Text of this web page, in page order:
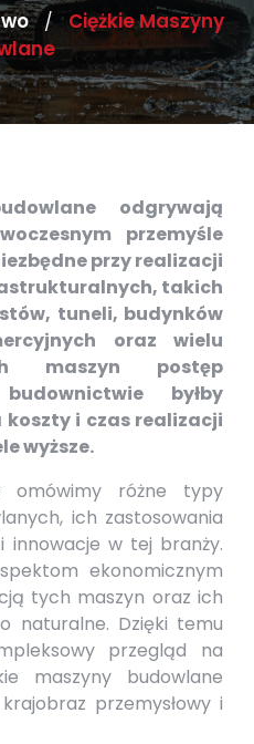
/
Ciężkie Maszyny
odgrywają
przemyśle
przy realizacji
takich
tuneli, budynków
oraz wielu
maszyn postęp
byłby
koszty i czas realizacji
wyższe.
omówimy różne typy
ich zastosowania
innowacje w tej branży.
ekonomicznym
tych maszyn oraz ich
naturalne. Dzięki temu
przegląd na
maszyny budowlane
przemysłowy i